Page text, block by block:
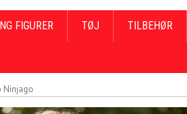
FIGURER TØJ TILBEHØR
Ninjago